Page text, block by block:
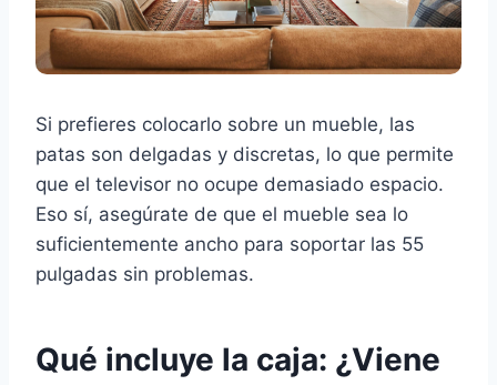
Si prefieres colocarlo sobre un mueble, las
patas son delgadas y discretas, lo que permite
que el televisor no ocupe demasiado espacio.
Eso sí, asegúrate de que el mueble sea lo
suficientemente ancho para soportar las 55
pulgadas sin problemas.
Qué incluye la caja: ¿Viene